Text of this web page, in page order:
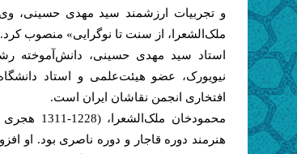
و تجربیات ارزشمند سید مهدی حسینی،
ملک‌الشعرا، از سنت تا نوگرایی» منصوب کرد.
استاد سید مهدی حسینی، دانش‌آموخته
نیویورک، عضو هیئت‌علمی و استاد
افتخاری انجمن نقاشان ایران است.
هنرمند دوره قاجار و دوره ناصری بود. او